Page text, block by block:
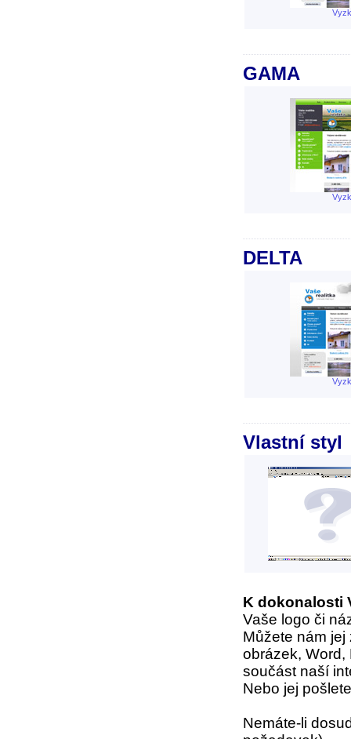
GAMA
DELTA
Vlastní styl
K dokonalosti
Vaše logo či
Můžete nám
obrázek, Word,
součást naší
Nebo jej
Nemáte-li